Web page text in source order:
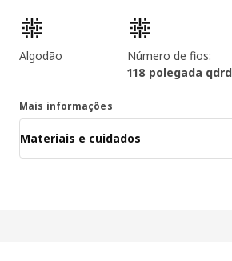
Características dos produtos
Algodão
Número de fios:
118 polegada qdrd
Mais informações
Materiais e cuidados